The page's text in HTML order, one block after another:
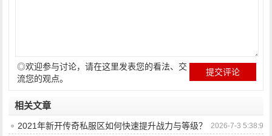
◎欢迎参与讨论，请在这里发表您的看法、交
流您的观点。
相关文章
2026-7-3 5:38:9
2021年新开传奇私服区如何快速提升战力与等级？